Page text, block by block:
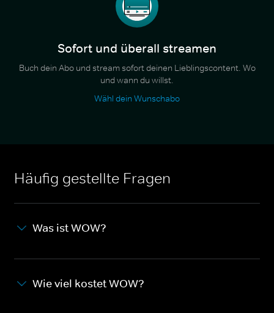
Sofort und überall streamen
Buch dein Abo und stream sofort deinen Lieblingscontent. Wo
und wann du willst.
Wähl dein Wunschabo
Häufig gestellte Fragen
Was ist WOW?
Wie viel kostet WOW?